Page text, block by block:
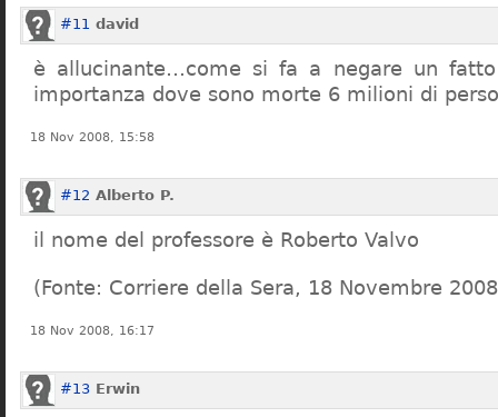
#11 david
è allucinante…come si fa a negare un
importanza dove sono morte 6 milioni di
18 Nov 2008, 15:58
#12 Alberto P.
il nome del professore è Roberto Valvo
(Fonte: Corriere della Sera, 18 Novembre
18 Nov 2008, 16:17
#13 Erwin